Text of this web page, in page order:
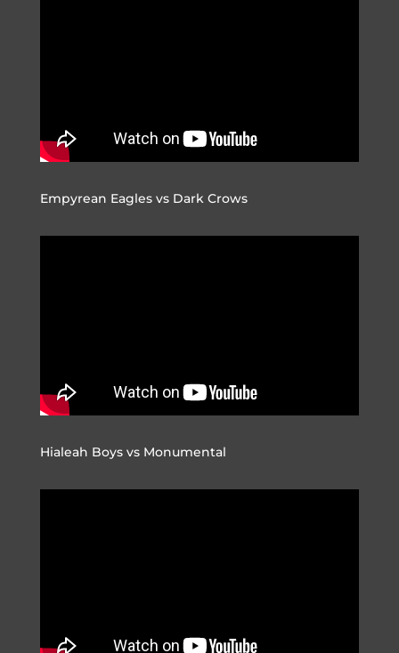
Empyrean Eagles vs Dark Crows
Hialeah Boys vs Monumental